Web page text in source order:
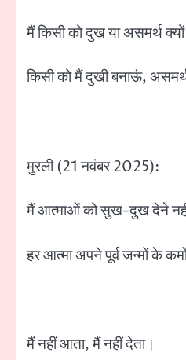
मैं किसी को दुख या असमर्थ
किसी को मैं दुखी बनाऊं,
मुरली (21 नवंबर 2025):
मैं आत्माओं को सुख-दुख देने
हर आत्मा अपने पूर्व जन्मों के
मैं नहीं आता, मैं नहीं देता।